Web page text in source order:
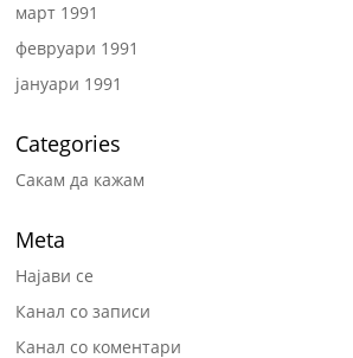
март 1991
февруари 1991
јануари 1991
Categories
Сакам да кажам
Meta
Најави се
Канал со записи
Канал со коментари